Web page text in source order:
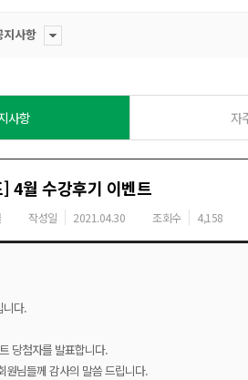
지사항
사항 자
4월 수강후기 이벤트
작성일 2021.04.30 조회수 4,158
니다.
당첨자를 발표합니다.
원님들께 감사의 말씀 드립니다.